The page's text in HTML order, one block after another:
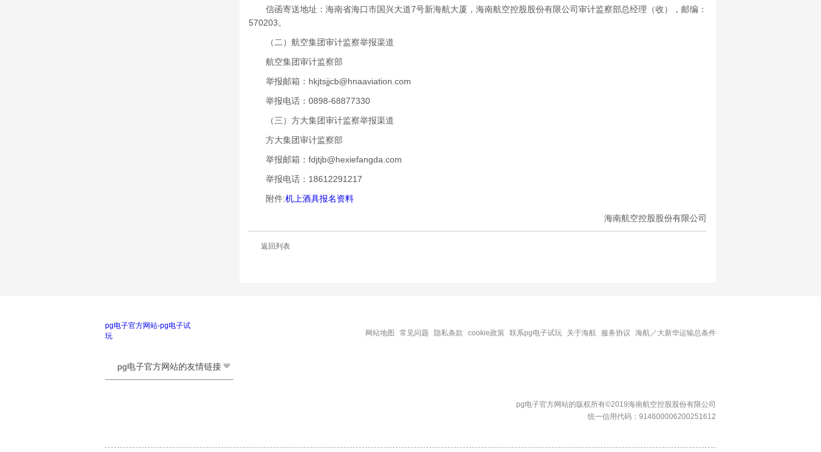
信函寄送地址：海南省海口市国兴大道7号新海航大厦，海南航空控股股份有限公司审计监察部总经理（收），邮编：
570203。
（二）航空集团审计监察举报渠道
航空集团审计监察部
举报邮箱： hkjtsjjcb@hnaaviation.com
举报电话：0898-68877330
（三）方大集团审计监察举报渠道
方大集团审计监察部
举报邮箱： fdjtjb@hexiefangda.com
举报电话：18612291217
附件:机上酒具报名资料
海南航空控股股份有限公司
返回列表
pg电子官方网站-pg电子试
玩
pg电子官方网站的友情链接
网站地图 常见问题 隐私条款 cookie政策 联系pg电子试玩 关于海航 服务协议 海航／大新华运输总条件
pg电子官方网站的版权所有©2019海南航空控股股份有限公司
统一信用代码：914600006200251612